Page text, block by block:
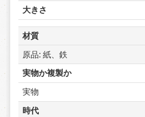
大きさ
材質
原品: 紙、鉄
実物か複製か
実物
時代